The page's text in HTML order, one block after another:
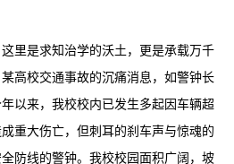
里是求知治学的沃土，更是承载万千
高校交通事故的沉痛消息，如警钟长
以来，我校校内已发生多起因车辆超
重大伤亡，但刺耳的刹车声与惊魂的
防线的警钟。我校校园面积广阔，坡